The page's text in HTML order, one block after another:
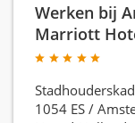
Werken bij
Marriott
1054 ES /